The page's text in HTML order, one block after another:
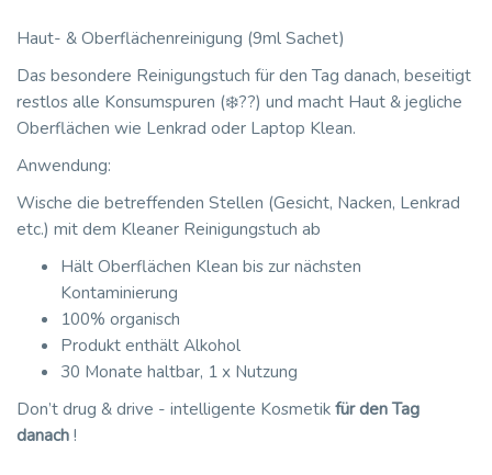
Haut- & Oberflächenreinigung (9ml Sachet)
Das besondere Reinigungstuch für den Tag danach, beseitigt
restlos alle Konsumspuren (❄️??) und macht Haut & jegliche
Oberflächen wie Lenkrad oder Laptop Klean.
Anwendung:
Wische die betreffenden Stellen (Gesicht, Nacken, Lenkrad
etc.) mit dem Kleaner Reinigungstuch ab
Hält Oberflächen Klean bis zur nächsten
Kontaminierung
100% organisch
Produkt enthält Alkohol
30 Monate haltbar, 1 x Nutzung
Don’t drug & drive - intelligente Kosmetikfür den Tag
danach!